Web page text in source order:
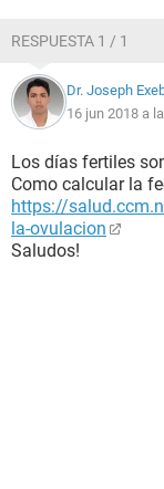
RESPUESTA 1 / 1
Dr. Joseph
16 jun 2018 a
Los días fertiles
Como calcular la
https://
la-ovulacion
Saludos!